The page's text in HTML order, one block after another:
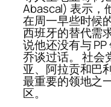
Abascal) 表示，
在周一早些时候
西班牙的替代需
说他还没有与 PP
乔谈过话。 社会
亚、阿拉贡和巴
最重要的领地之
区。